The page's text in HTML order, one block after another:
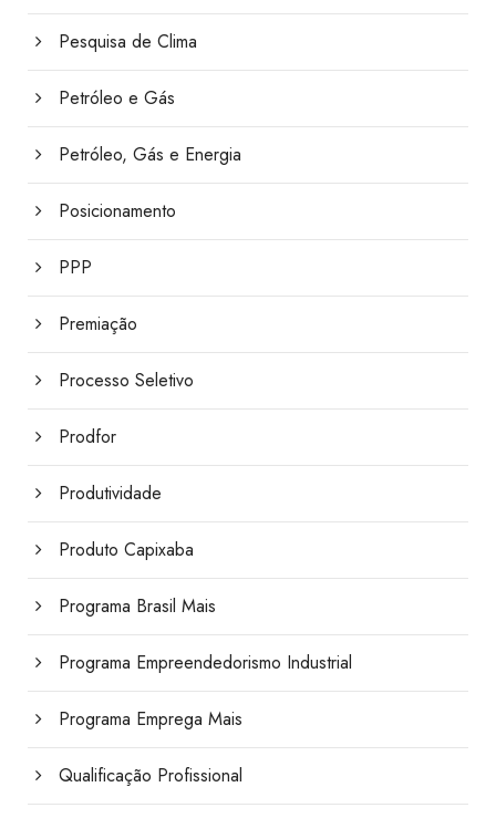
Pesquisa de Clima
Petróleo e Gás
Petróleo, Gás e Energia
Posicionamento
PPP
Premiação
Processo Seletivo
Prodfor
Produtividade
Produto Capixaba
Programa Brasil Mais
Programa Empreendedorismo Industrial
Programa Emprega Mais
Qualificação Profissional